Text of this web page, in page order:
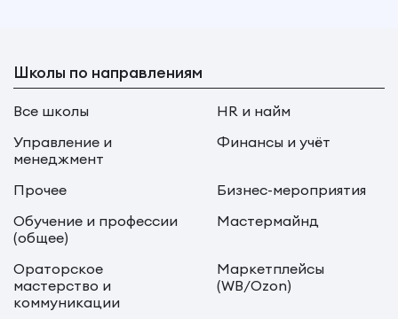
Школы по направлениям
Все школы
HR и найм
Управление и
менеджмент
Финансы и учёт
Прочее
Бизнес-мероприятия
Обучение и профессии
(общее)
Мастермайнд
Ораторское
мастерство и
коммуникации
Маркетплейсы
(WB/Ozon)